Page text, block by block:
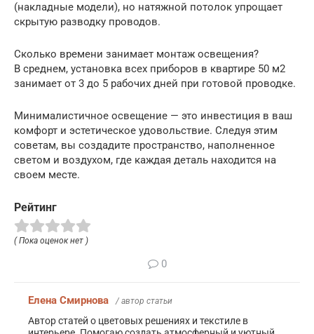
(накладные модели), но натяжной потолок упрощает
скрытую разводку проводов.
Сколько времени занимает монтаж освещения?
В среднем, установка всех приборов в квартире 50 м2
занимает от 3 до 5 рабочих дней при готовой проводке.
Минималистичное освещение — это инвестиция в ваш
комфорт и эстетическое удовольствие. Следуя этим
советам, вы создадите пространство, наполненное
светом и воздухом, где каждая деталь находится на
своем месте.
Рейтинг
( Пока оценок нет )
0
Елена Смирнова / автор статьи
Автор статей о цветовых решениях и текстиле в